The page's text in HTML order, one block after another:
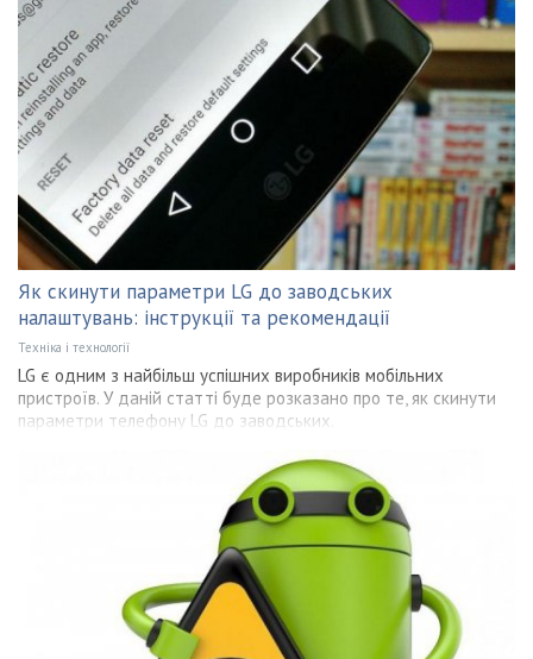
Як скинути параметри LG до заводських
налаштувань: інструкції та рекомендації
Техніка і технології
LG є одним з найбільш успішних виробників мобільних
пристроїв. У даній статті буде розказано про те, як скинути
параметри телефону LG до заводських.